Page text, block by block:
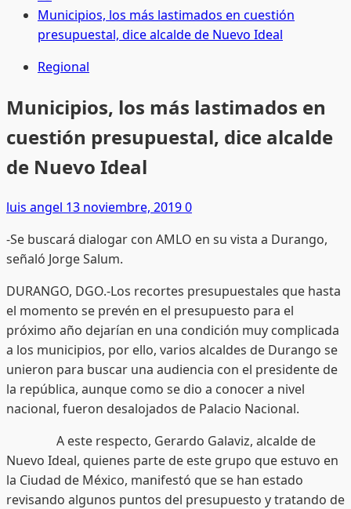
Municipios, los más lastimados en cuestión
presupuestal, dice alcalde de Nuevo Ideal
Regional
Municipios, los más lastimados en
cuestión presupuestal, dice alcalde
de Nuevo Ideal
luis angel 13 noviembre, 20190
-Se buscará dialogar con AMLO en su vista a Durango,
señaló Jorge Salum.
DURANGO, DGO.-Los recortes presupuestales que hasta
el momento se prevén en el presupuesto para el
próximo año dejarían en una condición muy complicada
a los municipios, por ello, varios alcaldes de Durango se
unieron para buscar una audiencia con el presidente de
la república, aunque como se dio a conocer a nivel
nacional, fueron desalojados de Palacio Nacional.
A este respecto, Gerardo Galaviz, alcalde de
Nuevo Ideal, quienes parte de este grupo que estuvo en
la Ciudad de México, manifestó que se han estado
revisando algunos puntos del presupuesto y tratando de